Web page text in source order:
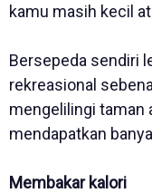
kamu masih kecil
Bersepeda sendiri
rekreasional
mengelilingi taman
mendapatkan
Membakar kalori